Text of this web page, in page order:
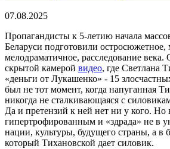
07.08.2025
Пропагандисты к 5-летию начала
Беларуси подготовили остросюжетное,
мелодраматичное, расследование века.
скрытой камерой видео, где Светлана
«деньги от Лукашенко» - 15
был не тот момент, когда напуганная
никогда не сталкивающаяся с
Да и претензий к ней нет ни у кого. Но
гипертрофированным и «здрада» не в
нации, культуры, будущего страны, а в
который Тихановской дает силовик.